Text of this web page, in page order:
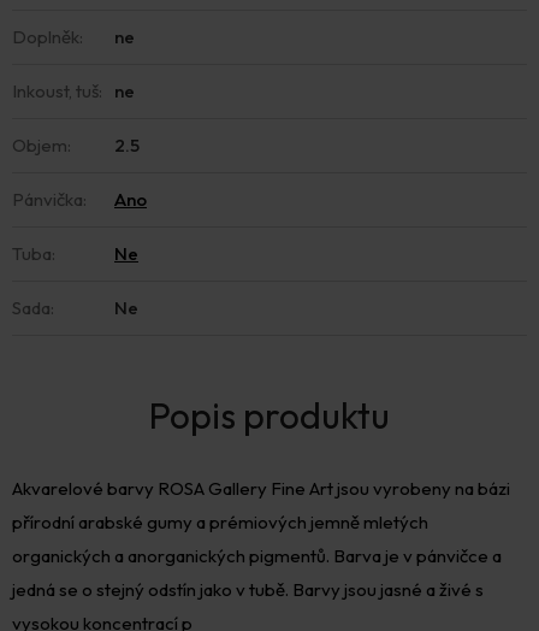
Akvarelové barvy ROSA Gallery Fine Art jsou vyrobeny na bázi
přírodní arabské gumy a prémiových jemně mletých
organických a anorganických pigmentů. Barva je v pánvičce a
jedná se o stejný odstín jako v tubě. Barvy jsou jasné a živé s
vysokou koncentrací p
Doplněk: ne
Inkoust, tuš: ne
Objem: 2.5
Pánvička: Ano
Tuba: Ne
Sada: Ne